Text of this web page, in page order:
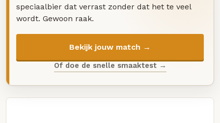
speciaalbier dat verrast zonder dat het te veel
wordt. Gewoon raak.
Bekijk jouw match →
Of doe de snelle smaaktest →